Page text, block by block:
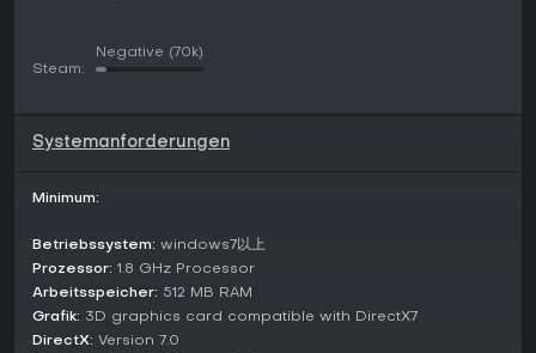
persönlich zu gestalten.
für jeden Spielstil - von harten Wettkämpfen bis hin zu
Spieler als Hauptlord oder inneren Verräter gegenüber und
National-Warfare-Modus zählen Skill-Synergien über
Allianzen hinweg, während 2v2-Matches schnelle, spaßige
Innovative Varianten wie der Auto-Chess-Modus mit diversen
Lager-Paarungen und über 100 Piece-Strategien sorgen für
Steam:
Negative (70k)
Systemanforderungen
Minimum:
Betriebssystem: windows7以上
Prozessor: 1.8 GHz Processor
Arbeitsspeicher: 512 MB RAM
Grafik: 3D graphics card compatible with DirectX7
DirectX: Version 7.0